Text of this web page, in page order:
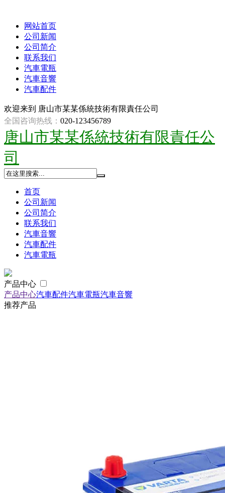
网站首页
公司新闻
公司简介
联系我们
汽車電瓶
汽車音響
汽車配件
欢迎来到 唐山市某某係統技術有限責任公司
全国咨询热线： 020-123456789
唐山市某某係統技術有限責任公
司
首页
公司新闻
公司简介
联系我们
汽車音響
汽車配件
汽車電瓶
产品中心
产品中心汽車配件汽車電瓶汽車音響
推荐产品